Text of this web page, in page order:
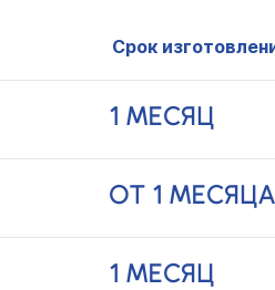
Срок
1 МЕСЯЦ
ОТ 1 МЕСЯЦА
1 МЕСЯЦ